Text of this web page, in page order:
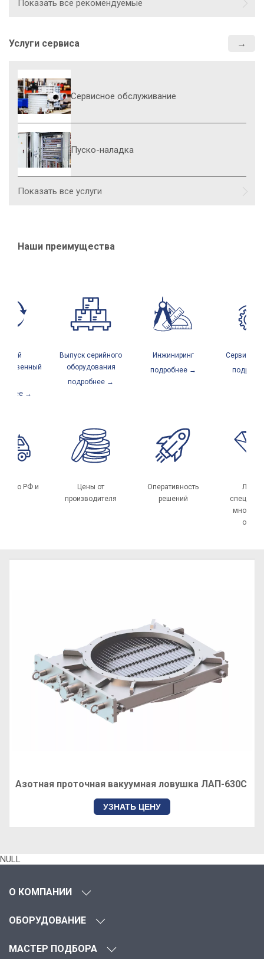
Показать все рекомендуемые
Услуги сервиса
Сервисное обслуживание
Пуско-наладка
Показать все услуги
Наши преимущества
→
Выпуск серийного
оборудования
подробнее →
Инжиниринг
подробнее →
Сервисный
Оперативность
решений
Цены от
производителя
по РФ и
Азотная проточная вакуумная ловушка ЛАП-630С
УЗНАТЬ ЦЕНУ
NULL
О КОМПАНИИ
ОБОРУДОВАНИЕ
МАСТЕР ПОДБОРА